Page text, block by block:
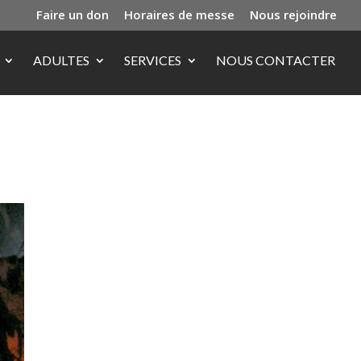
Faire un don Horaires de messe Nous rejoindre
ADULTES SERVICES NOUS CONTACTER